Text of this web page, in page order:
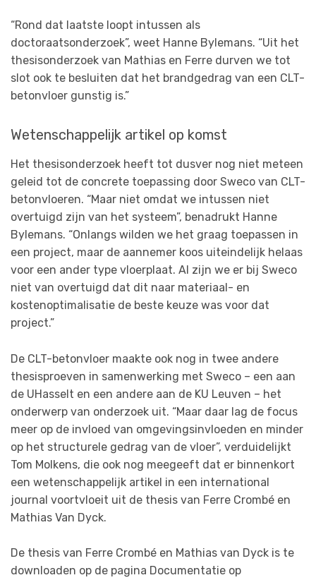
“Rond dat laatste loopt intussen als
doctoraatsonderzoek”, weet Hanne Bylemans. “Uit het
thesisonderzoek van Mathias en Ferre durven we tot
slot ook te besluiten dat het brandgedrag van een CLT-
betonvloer gunstig is.”
Wetenschappelijk artikel op komst
Het thesisonderzoek heeft tot dusver nog niet meteen
geleid tot de concrete toepassing door Sweco van CLT-
betonvloeren. “Maar niet omdat we intussen niet
overtuigd zijn van het systeem”, benadrukt Hanne
Bylemans. “Onlangs wilden we het graag toepassen in
een project, maar de aannemer koos uiteindelijk helaas
voor een ander type vloerplaat. Al zijn we er bij Sweco
niet van overtuigd dat dit naar materiaal- en
kostenoptimalisatie de beste keuze was voor dat
project.”
De CLT-betonvloer maakte ook nog in twee andere
thesisproeven in samenwerking met Sweco – een aan
de UHasselt en een andere aan de KU Leuven – het
onderwerp van onderzoek uit. “Maar daar lag de focus
meer op de invloed van omgevingsinvloeden en minder
op het structurele gedrag van de vloer”, verduidelijkt
Tom Molkens, die ook nog meegeeft dat er binnenkort
een wetenschappelijk artikel in een international
journal voortvloeit uit de thesis van Ferre Crombé en
Mathias Van Dyck.
De thesis van Ferre Crombé en Mathias van Dyck is te
downloaden op de pagina Documentatie op